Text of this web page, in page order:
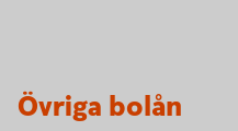
Övriga bolån